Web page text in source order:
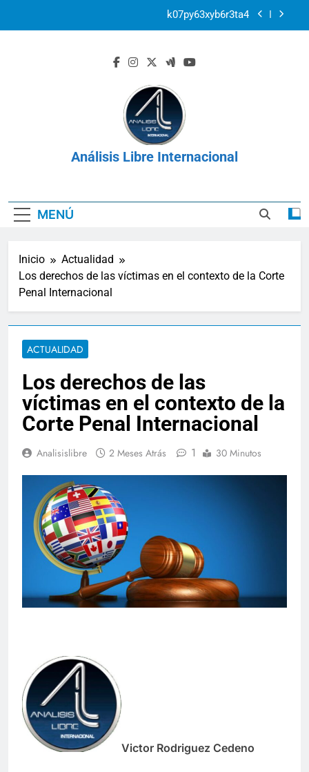
k07py63xyb6r3ta4
Corte Penal Internacional
la crisis apocalíptica de La Guaira
2r1s2iv6b9q8w03
k07py63xyb6r3ta4
Análisis Libre Internacional
MENÚ
Inicio
Actualidad
Los derechos de las víctimas en el contexto de la Corte
Penal Internacional
ACTUALIDAD
Los derechos de las
víctimas en el contexto de la
Corte Penal Internacional
Analisislibre 2 Meses Atrás 1 30 Minutos
Victor Rodriguez Cedeno